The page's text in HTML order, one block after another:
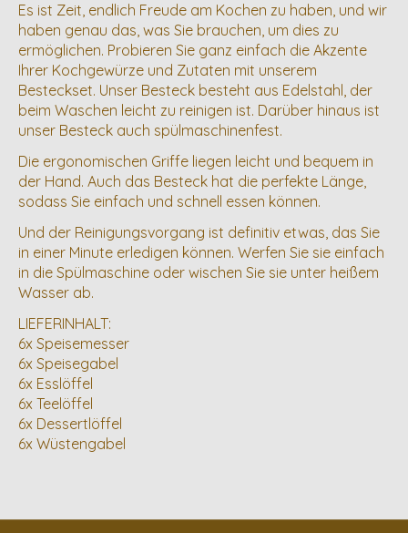
Es ist Zeit, endlich Freude am Kochen zu haben, und wir
haben genau das, was Sie brauchen, um dies zu
ermöglichen. Probieren Sie ganz einfach die Akzente
Ihrer Kochgewürze und Zutaten mit unserem
Besteckset. Unser Besteck besteht aus Edelstahl, der
beim Waschen leicht zu reinigen ist. Darüber hinaus ist
unser Besteck auch spülmaschinenfest.
Die ergonomischen Griffe liegen leicht und bequem in
der Hand. Auch das Besteck hat die perfekte Länge,
sodass Sie einfach und schnell essen können.
Und der Reinigungsvorgang ist definitiv etwas, das Sie
in einer Minute erledigen können. Werfen Sie sie einfach
in die Spülmaschine oder wischen Sie sie unter heißem
Wasser ab.
LIEFERINHALT:
6x Speisemesser
6x Speisegabel
6x Esslöffel
6x Teelöffel
6x Dessertlöffel
6x Wüstengabel